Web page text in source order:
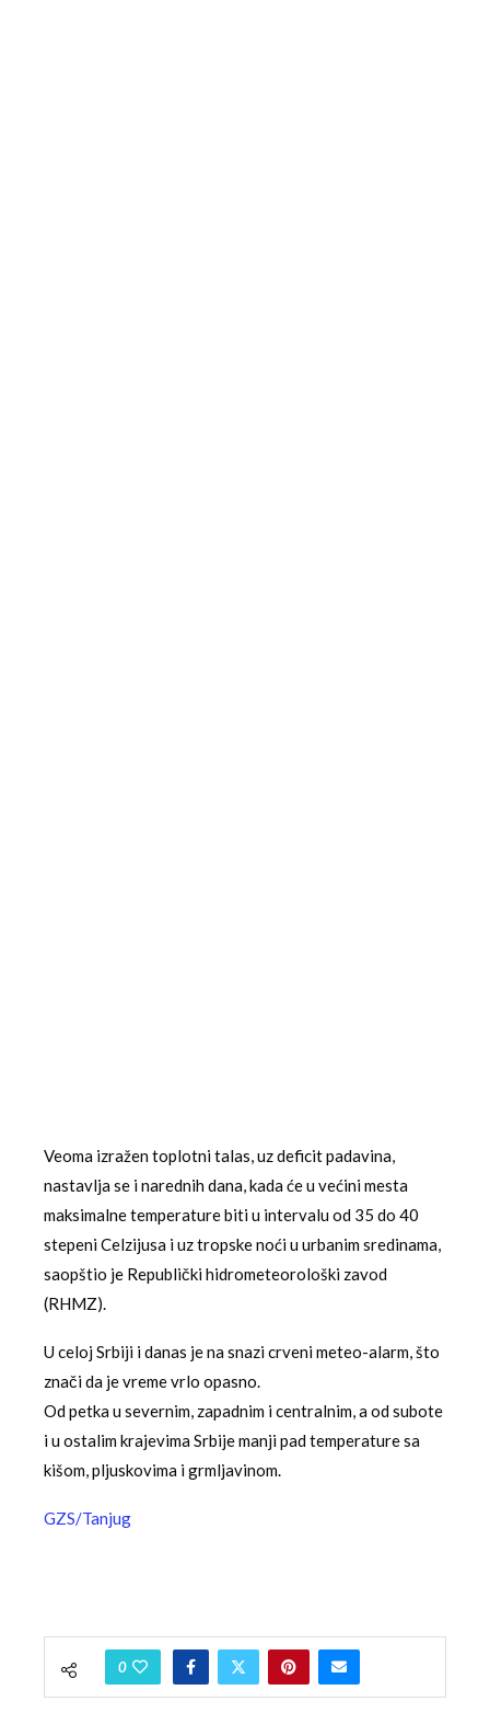
Veoma izražen toplotni talas, uz deficit padavina,
nastavlja se i narednih dana, kada će u većini mesta
maksimalne temperature biti u intervalu od 35 do 40
stepeni Celzijusa i uz tropske noći u urbanim sredinama,
saopštio je Republički hidrometeorološki zavod
(RHMZ).
U celoj Srbiji i danas je na snazi crveni meteo-alarm, što
znači da je vreme vrlo opasno.
Od petka u severnim, zapadnim i centralnim, a od subote
i u ostalim krajevima Srbije manji pad temperature sa
kišom, pljuskovima i grmljavinom.
GZS/Tanjug
0